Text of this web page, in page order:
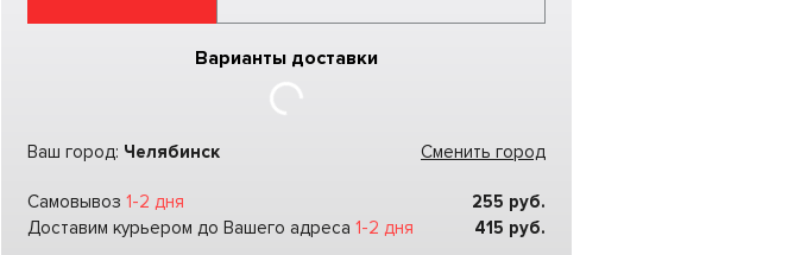
Варианты доставки
Ваш город: Челябинск Сменить город
Самовывоз 1-2 дня 255 руб.
Доставим курьером до Вашего адреса 1-2 дня 415 руб.